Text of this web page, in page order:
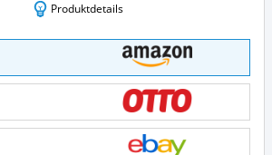
Produktdetails